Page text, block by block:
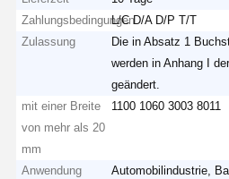
ZahlungsbedingungenL/C D/A D/P T/T
Zulassung
Die in Absatz 1
werden in Anhang I
geändert.
mit einer Breite
von mehr als 20
mm
1100 1060 3003 8011
Anwendung
Automobilindustrie,